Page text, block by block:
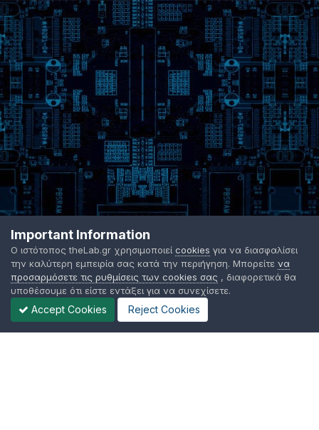
Important Information
Ο ιστότοπος theLab.gr χρησιμοποιεί cookies για να διασφαλίσει
την καλύτερη εμπειρία σας κατά την περιήγηση. Μπορείτε να
προσαρμόσετε τις ρυθμίσεις των cookies σας , διαφορετικά θα
υποθέσουμε ότι είστε εντάξει για να συνεχίσετε.
Accept Cookies Reject Cookies